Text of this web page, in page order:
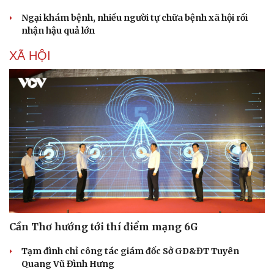
Văn hóa
Sân khấu - Điện ảnh
Văn học
Âm nhạc
Di sản
Giải trí
Nghệ sĩ
Thời trang
Sao Việt
Ngại khám bệnh, nhiều người tự chữa bệnh xã hội rồi
nhận hậu quả lớn
XÃ HỘI
Cần Thơ hướng tới thí điểm mạng 6G
Tạm đình chỉ công tác giám đốc Sở GD&ĐT Tuyên
Quang Vũ Đình Hưng